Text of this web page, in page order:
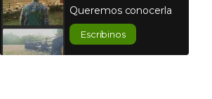
Queremos conocerla
Escribinos